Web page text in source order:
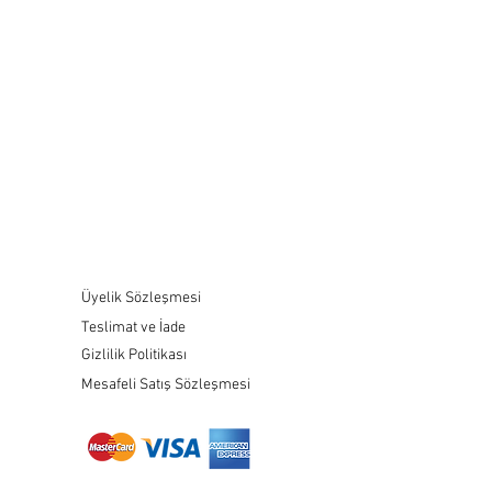
Üyelik Sözleşmesi
Teslimat ve İade
Gizlilik Politikası
Mesafeli Satış Sözleşmesi